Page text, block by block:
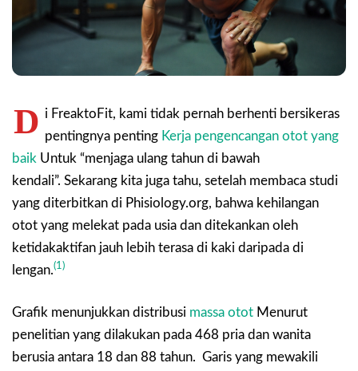
D i FreaktoFit, kami tidak pernah berhenti bersikeras
pentingnya penting Kerja pengencangan otot yang
baik Untuk “menjaga ulang tahun di bawah
kendali”. Sekarang kita juga tahu, setelah membaca studi
yang diterbitkan di Phisiology.org, bahwa kehilangan
otot yang melekat pada usia dan ditekankan oleh
ketidakaktifan jauh lebih terasa di kaki daripada di
lengan.(1)
Grafik menunjukkan distribusi massa otot Menurut
penelitian yang dilakukan pada 468 pria dan wanita
berusia antara 18 dan 88 tahun. Garis yang mewakili